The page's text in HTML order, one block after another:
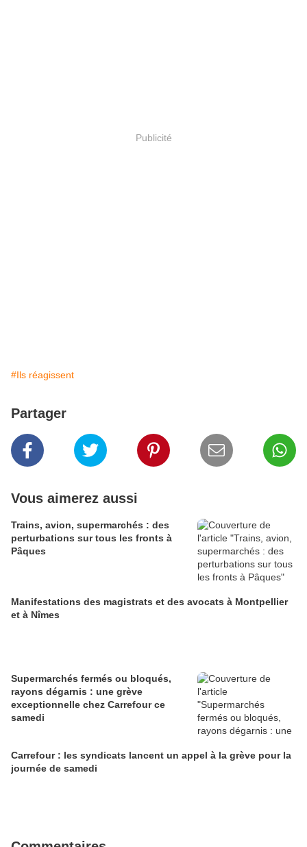
Publicité
#Ils réagissent
Partager
Vous aimerez aussi
Trains, avion, supermarchés : des
perturbations sur tous les fronts à
Pâques
Manifestations des magistrats et des avocats à Montpellier
et à Nîmes
Supermarchés fermés ou bloqués,
rayons dégarnis : une grève
exceptionnelle chez Carrefour ce
samedi
Carrefour : les syndicats lancent un appel à la grève pour la
journée de samedi